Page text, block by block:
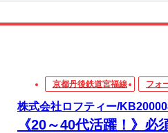
京都丹後鉄道宮福線 フォ
株式会社ロフティー/
《20～40代活躍！》